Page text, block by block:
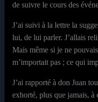
de suivre le cours des
J’ai suivi à la lettre la
lui, de lui parler. J’allais
Mais même si je ne
m’importait pas ; ce qui
J’ai rapporté à don Juan
exhorté, plus que jamais,